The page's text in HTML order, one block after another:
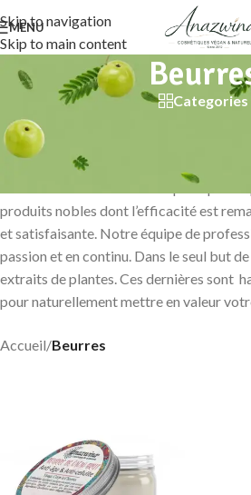
Skip to navigation
Skip to main content
MENU
Categories
Anazwina vous présente fièrement dans
beurres végétaux haut de gamme.
rare et impeccable. Une sélection
naturelle. Nous nous démarquons par la
produits nobles dont l’efficacité est
et satisfaisante. Notre équipe de
passion et en continu. Dans le seul but
extraits de plantes. Ces dernières sont
pour naturellement mettre en valeur
Accueil/Beurres